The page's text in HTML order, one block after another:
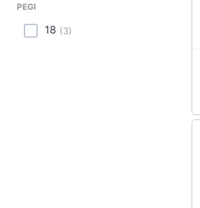
PEGI
18 (3)